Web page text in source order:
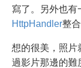
寫了。另外也有
HttpHandler整
想的很美，照片
過影片那邊的難